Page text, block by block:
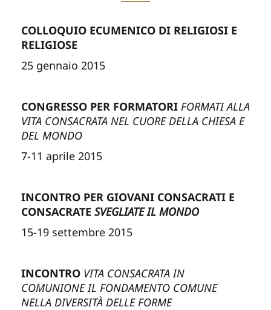
COLLOQUIO ECUMENICO DI RELIGIOSI E
RELIGIOSE
25 gennaio 2015
CONGRESSO PER FORMATORI FORMATI ALLA
VITA CONSACRATA NEL CUORE DELLA CHIESA E
DEL MONDO
7-11 aprile 2015
INCONTRO PER GIOVANI CONSACRATI E
CONSACRATE SVEGLIATE IL MONDO
15-19 settembre 2015
INCONTRO VITA CONSACRATA IN
COMUNIONE IL FONDAMENTO COMUNE
NELLA DIVERSITÀ DELLE FORME